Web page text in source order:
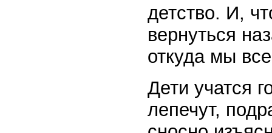
детство. И,
вернуться
откуда мы
Дети учатся
лепечут,